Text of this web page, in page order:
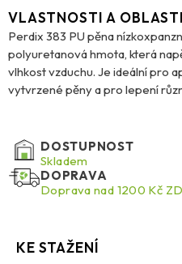
VLASTNOSTI A
Perdix 383 PU pěna
polyuretanová hmota, která
vlhkost vzduchu. Je ideální pro
vytvrzené pěny a pro lepení
Vhodná pro lepení a instalaci
dveřních zárubní a dalších
spár, prasklin a prostupů
Nepřilne k povrchům PE, PP,
DOSTUPNOST
Skladem
DOPRAVA
Doprava nad 1200 Kč
KE STAŽENÍ